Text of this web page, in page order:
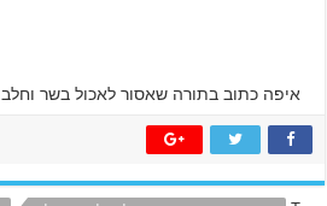
איפה כתוב בתורה שאסור לאכול בשר וחלב